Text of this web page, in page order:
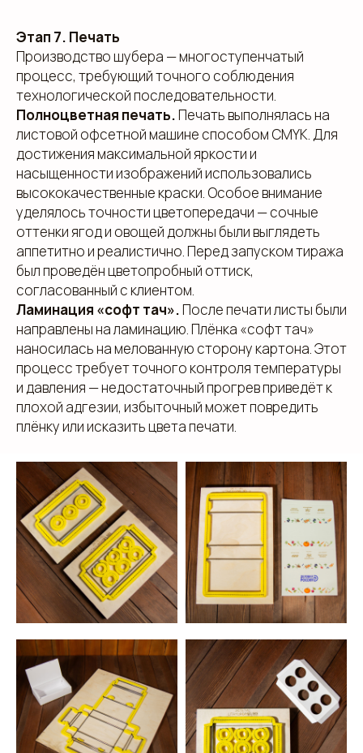
Этап 7. Печать
Производство шубера — многоступенчатый
процесс, требующий точного соблюдения
технологической последовательности.
Полноцветная печать.Печать выполнялась на
листовой офсетной машине способом CMYK. Для
достижения максимальной яркости и
насыщенности изображений использовались
высококачественные краски. Особое внимание
уделялось точности цветопередачи — сочные
оттенки ягод и овощей должны были выглядеть
аппетитно и реалистично. Перед запуском тиража
был проведён цветопробный оттиск,
согласованный с клиентом.
Ламинация «софт тач».После печати листы были
направлены на ламинацию. Плёнка «софт тач»
наносилась на мелованную сторону картона. Этот
процесс требует точного контроля температуры
и давления — недостаточный прогрев приведёт к
плохой адгезии, избыточный может повредить
плёнку или исказить цвета печати.